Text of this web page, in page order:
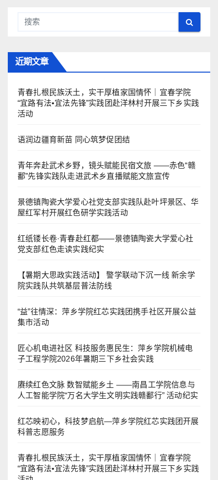
近期文章
青春扎根民族沃土，实干厚植家国情怀｜宜春学院
“宜路有法•宜法先锋”实践团赴洋林村开展三下乡实践
活动
语润边疆育新苗 同心筑梦促团结
青年奔赴武术乡野，镜头赋能民宿文旅 ——赤色“赣
鄱”先锋实践队走进武术乡直播赋能文旅宣传
景德镇陶瓷大学爱心社党支部实践队赴叶坪景区、华
屋红军村开展红色研学实践活动
红纸镂长卷·青春赴红都——景德镇陶瓷大学爱心社
党支部红色走读实践纪实
【暑期大思政实践活动】 警学联动下沉一线 新余学
院实践队共筑基层普法防线
“益”往情深：萍乡学院红芯实践团携手社区开展公益
集市活动
匠心机电进社区 科技服务惠民生：萍乡学院机械电
子工程学院2026年暑期三下乡社会实践
赓续红色文脉 数智赋能乡土 ——南昌工学院信息与
人工智能学院“万名大学生文明实践赣鄱行” 活动纪实
红芯映初心，科技梦启航—萍乡学院红芯实践团开展
科普志愿服务
青春扎根民族沃土，实干厚植家国情怀｜宜春学院
“宜路有法•宜法先锋”实践团赴洋林村开展三下乡实践